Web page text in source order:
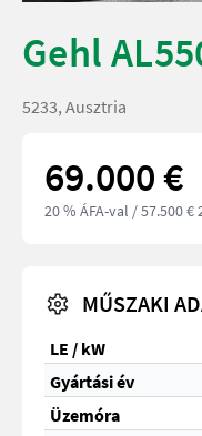
Gehl
5233, Ausztria
69.000 €
20 % ÁFA-val / 57.500 €
MŰSZAKI
LE / kW
Gyártási év
Üzemóra